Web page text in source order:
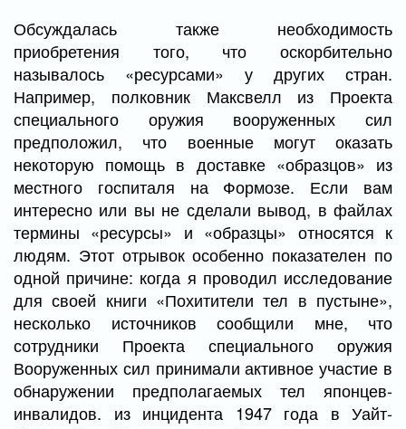
Обсуждалась также необходимость
приобретения того, что оскорбительно
называлось «ресурсами» у других стран.
Например, полковник Максвелл из Проекта
специального оружия вооруженных сил
предположил, что военные могут оказать
некоторую помощь в доставке «образцов» из
местного госпиталя на Формозе. Если вам
интересно или вы не сделали вывод, в файлах
термины «ресурсы» и «образцы» относятся к
людям. Этот отрывок особенно показателен по
одной причине: когда я проводил исследование
для своей книги «Похитители тел в пустыне»,
несколько источников сообщили мне, что
сотрудники Проекта специального оружия
Вооруженных сил принимали активное участие в
обнаружении предполагаемых тел японцев-
инвалидов. из инцидента 1947 года в Уайт-